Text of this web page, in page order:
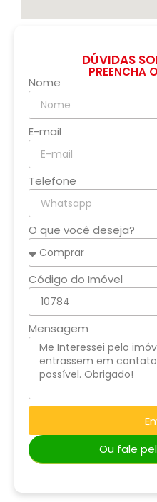
DÚVIDAS
PREENCHA
Nome
E-mail
Telefone
O que você deseja?
Código do Imóvel
Mensagem
Ou fale